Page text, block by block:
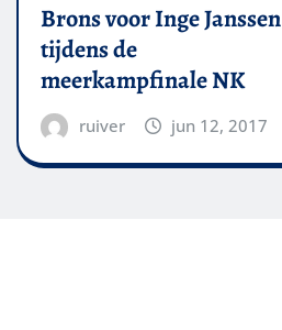
Brons voor Inge Janssen
tijdens de
meerkampfinale NK
ruiver jun 12, 2017